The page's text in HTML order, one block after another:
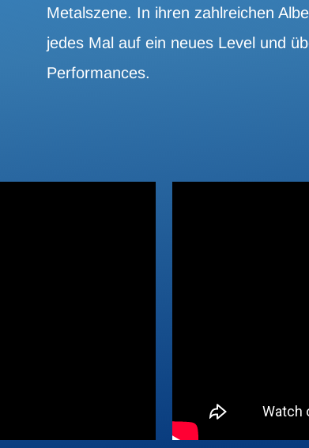
Metalszene. In ihren zahlreichen
jedes Mal auf ein neues Level und
Performances.